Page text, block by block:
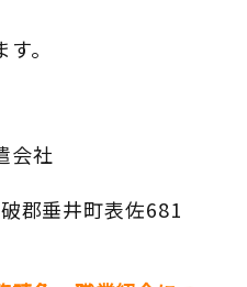
。
会社
郡垂井町表佐681